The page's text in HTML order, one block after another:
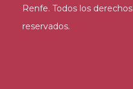
Renfe. Todos los derechos
reservados.